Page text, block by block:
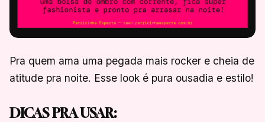
Pra quem ama uma pegada mais rocker e cheia de
atitude pra noite. Esse look é pura ousadia e estilo!
DICAS PRA USAR: